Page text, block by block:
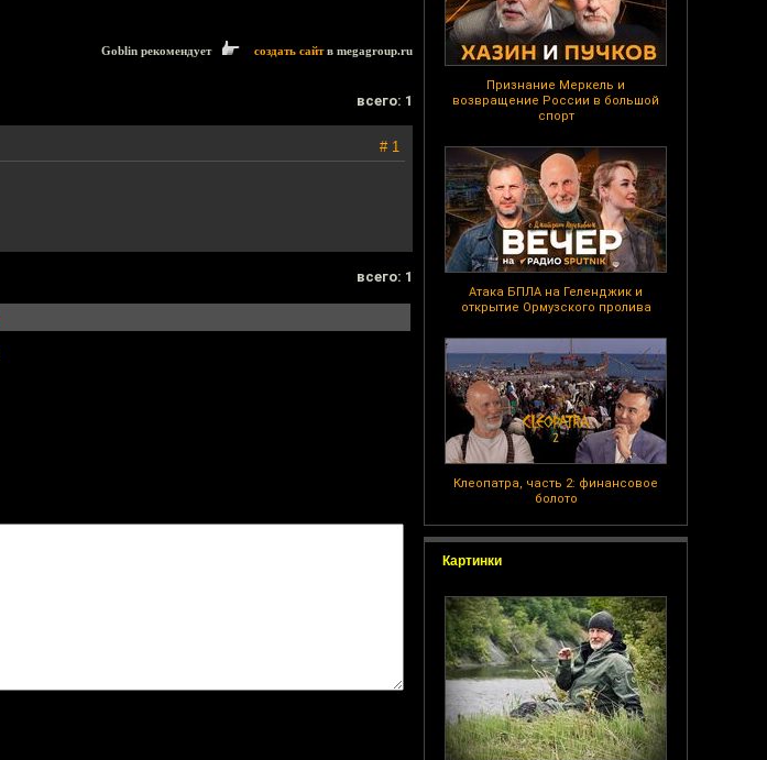
Признание Меркель и
возвращение России в большой
спорт
Атака БПЛА на Геленджик и
открытие Ормузского пролива
Клеопатра, часть 2: финансовое
болото
Картинки
Goblin рекомендует создать сайтв megagroup.ru
всего: 1
# 1
всего: 1